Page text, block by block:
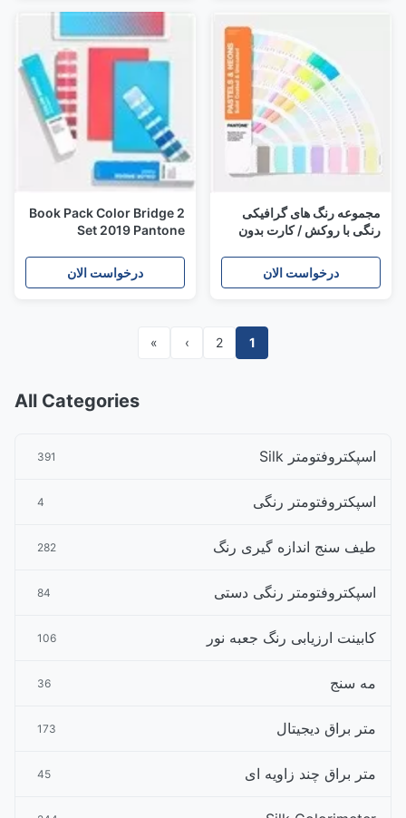
مجموعه رنگ های گرافیکی
رنگی با روکش / کارت بدون
درخواست الان
2 Book Pack Color Bridge
Set 2019 Pantone
پوشش
درخواست الان
1
2
›
»
All Categories
اسپکتروفتومتر Silk 391
اسپکتروفتومتر رنگی 4
طیف سنج اندازه گیری رنگ 282
اسپکتروفتومتر رنگی دستی 84
کابینت ارزیابی رنگ جعبه نور 106
مه سنج 36
متر براق دیجیتال 173
متر براق چند زاویه ای 45